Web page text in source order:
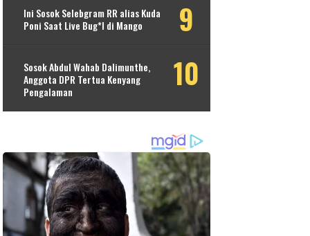
Ini Sosok Selebgram RR alias Kuda
Poni Saat Live Bug*l di Mango
Sosok Abdul Wahab Dalimunthe,
Anggota DPR Tertua Kenyang
Pengalaman